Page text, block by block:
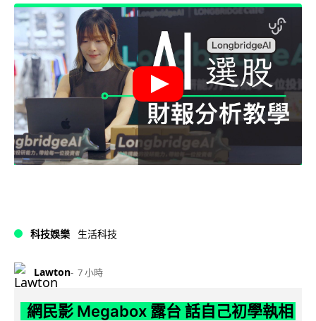
科技娛樂 生活科技
Lawton 7 小時
網民影 Megabox 露台 話自己初學執相